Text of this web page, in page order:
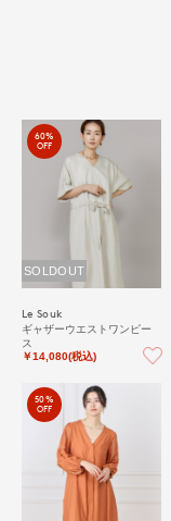
60%
OFF
SOLDOUT
Le Souk
ギャザーウエストワンピー
ス
￥14,080(税込)
50%
OFF